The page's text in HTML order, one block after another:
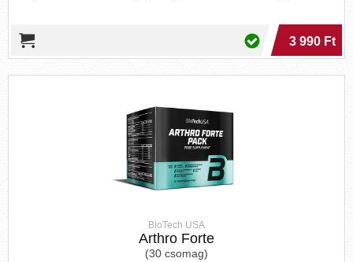
3 990 Ft
BioTech USA
Arthro Forte
(30 csomag)